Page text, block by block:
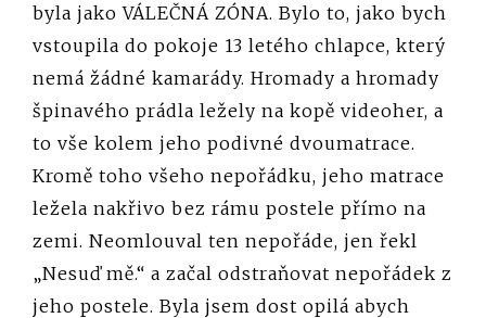
byla jako VÁLEČNÁ ZÓNA. Bylo to, jako bych
vstoupila do pokoje 13 letého chlapce, který
nemá žádné kamarády. Hromady a hromady
špinavého prádla ležely na kopě videoher, a
to vše kolem jeho podivné dvoumatrace.
Kromě toho všeho nepořádku, jeho matrace
ležela nakřivo bez rámu postele přímo na
zemi. Neomlouval ten nepořáde, jen řekl
„Nesuď mě.“ a začal odstraňovat nepořádek z
jeho postele. Byla jsem dost opilá abych